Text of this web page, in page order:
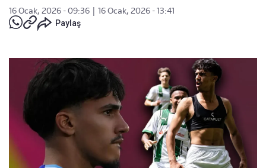
16 Ocak, 2026 - 09:36
16 Ocak, 2026 - 13:41
Paylaş